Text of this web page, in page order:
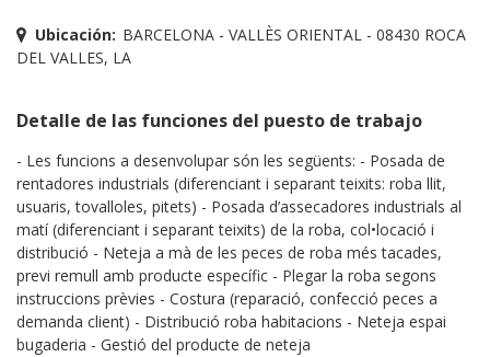
Ubicación: BARCELONA - VALLÈS ORIENTAL - 08430 ROCA
DEL VALLES, LA
Detalle de las funciones del puesto de trabajo
- Les funcions a desenvolupar són les següents: - Posada de
rentadores industrials (diferenciant i separant teixits: roba llit,
usuaris, tovalloles, pitets) - Posada d’assecadores industrials al
matí (diferenciant i separant teixits) de la roba, col•locació i
distribució - Neteja a mà de les peces de roba més tacades,
previ remull amb producte específic - Plegar la roba segons
instruccions prèvies - Costura (reparació, confecció peces a
demanda client) - Distribució roba habitacions - Neteja espai
bugaderia - Gestió del producte de neteja